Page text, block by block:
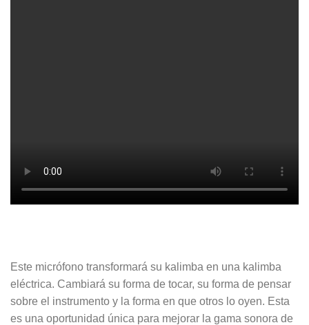
Este micrófono transformará su kalimba en una kalimba
eléctrica. Cambiará su forma de tocar, su forma de pensar
sobre el instrumento y la forma en que otros lo oyen. Esta
es una oportunidad única para mejorar la gama sonora de